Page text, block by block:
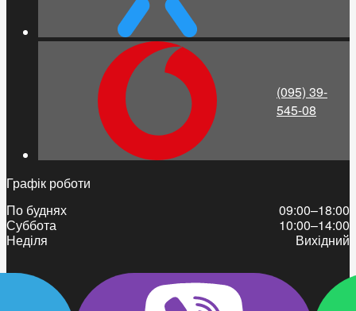
(095) 39-
545-08
Графік роботи
По буднях
09:00–18:00
Суббота
10:00–14:00
Неділя
Вихідний